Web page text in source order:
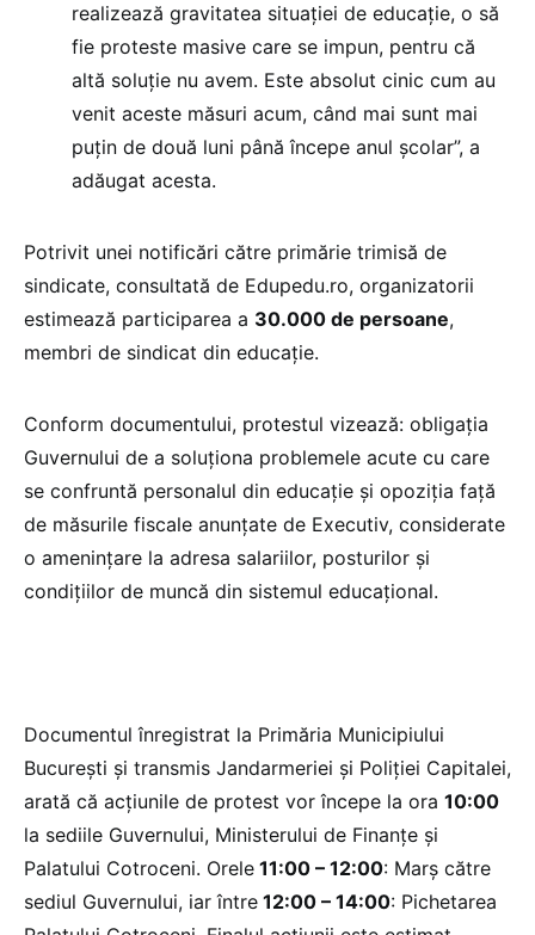
realizează gravitatea situației de educație, o să
fie proteste masive care se impun, pentru că
altă soluție nu avem. Este absolut cinic cum au
venit aceste măsuri acum, când mai sunt mai
puțin de două luni până începe anul școlar”, a
adăugat acesta.
Potrivit unei notificări către primărie trimisă de
sindicate, consultată de Edupedu.ro, organizatorii
estimează participarea a 30.000 de persoane,
membri de sindicat din educație.
Conform documentului, protestul vizează: obligația
Guvernului de a soluționa problemele acute cu care
se confruntă personalul din educație și opoziția față
de măsurile fiscale anunțate de Executiv, considerate
o amenințare la adresa salariilor, posturilor și
condițiilor de muncă din sistemul educațional.
Documentul înregistrat la Primăria Municipiului
București și transmis Jandarmeriei și Poliției Capitalei,
arată că acțiunile de protest vor începe la ora 10:00
la sediile Guvernului, Ministerului de Finanțe și
Palatului Cotroceni. Orele 11:00 – 12:00: Marș către
sediul Guvernului, iar între 12:00 – 14:00: Pichetarea